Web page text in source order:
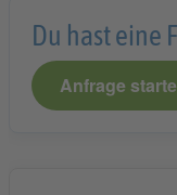
Du hast eine
Anfrage